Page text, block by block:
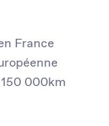
France
000km